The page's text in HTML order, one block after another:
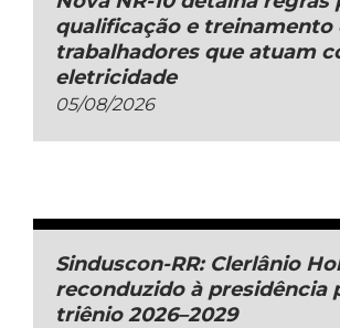
qualificação e treinamento
trabalhadores que atuam
eletricidade
05/08/2026
Sinduscon-RR: Clerlânio
reconduzido à presidência
triênio 2026–2029